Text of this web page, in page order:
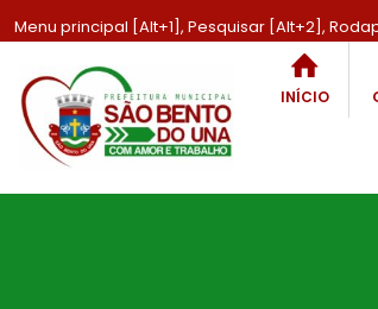
Menu principal [Alt+1], Pesquisar [Alt+2],
INÍCIO